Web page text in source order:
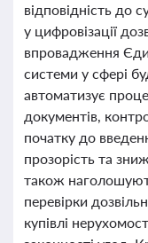
відповідність до
у цифровізації
впровадження
системи у сфері
автоматизує
документів,
початку до
прозорість та
також
перевірки
купівлі